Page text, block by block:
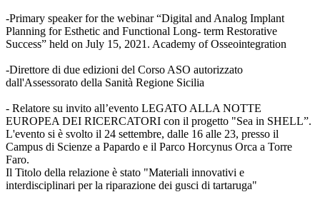
-Primary speaker for the webinar “Digital and Analog Implant
Planning for Esthetic and Functional Long- term Restorative
Success” held on July 15, 2021. Academy of Osseointegration
-Direttore di due edizioni del Corso ASO autorizzato
dall'Assessorato della Sanità Regione Sicilia
- Relatore su invito all’evento LEGATO ALLA NOTTE
EUROPEA DEI RICERCATORI con il progetto "Sea in SHELL”.
L'evento si è svolto il 24 settembre, dalle 16 alle 23, presso il
Campus di Scienze a Papardo e il Parco Horcynus Orca a Torre
Faro.
Il Titolo della relazione è stato "Materiali innovativi e
interdisciplinari per la riparazione dei gusci di tartaruga"